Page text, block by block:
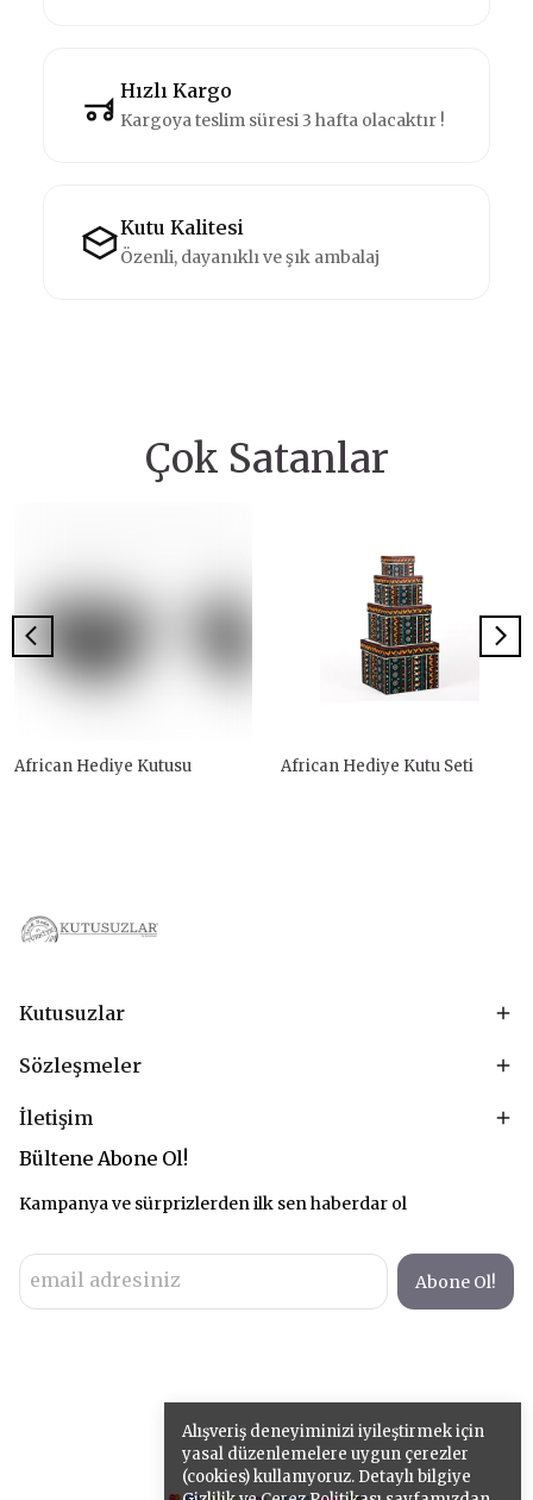
Alışveriş deneyiminizi iyileştirmek için
yasal düzenlemelere uygun çerezler
(cookies) kullanıyoruz. Detaylı bilgiye
Hızlı Kargo
Kargoya teslim süresi 3 hafta olacaktır !
Kutu Kalitesi
Özenli, dayanıklı ve şık ambalaj
Çok Satanlar
African Hediye Kutusu African Hediye Kutu Seti
Kutusuzlar
Sözleşmeler
İletişim
Bültene Abone Ol!
Kampanya ve sürprizlerden ilk sen haberdar ol
Abone Ol!